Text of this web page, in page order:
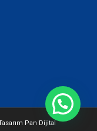
Pan Dijital